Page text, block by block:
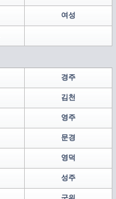
여성
경주
김천
영주
문경
영덕
성주